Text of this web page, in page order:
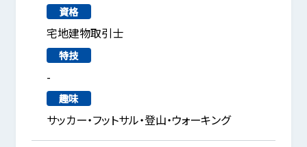
資格
宅地建物取引士
特技
-
趣味
サッカー・フットサル・登山・ウォーキング